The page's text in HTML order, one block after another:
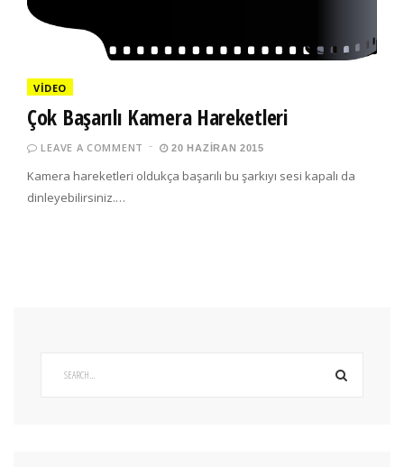
VIDEO
Çok Başarılı Kamera Hareketleri
LEAVE A COMMENT 20 HAZIRAN 2015
Kamera hareketleri oldukça başarılı bu şarkıyı sesi kapalı da
dinleyebilirsiniz.…